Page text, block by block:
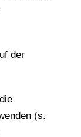
der
(s.